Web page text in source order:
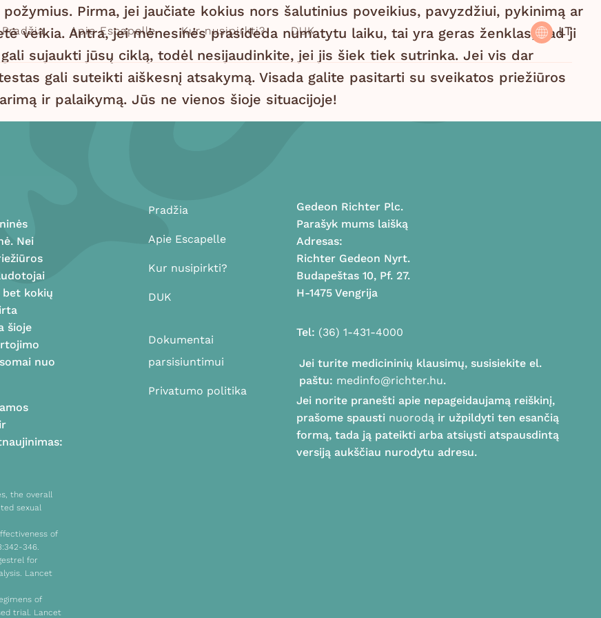
Pradžia Apie Escapelle Kur nusipirkti? DUK LT
Pirma, jei jaučiate kokius nors šalutinius poveikius, pavyzdžiui, pykinimą ar
veikia. Antra, jei mėnesinės prasideda numatytu laiku, tai yra geras ženklas, kad ji
sujaukti jūsų ciklą, todėl nesijaudinkite, jei jis šiek tiek sutrinka. Jei vis dar
gali suteikti aiškesnį atsakymą. Visada galite pasitarti su sveikatos priežiūros
ir palaikymą. Jūs ne vienos šioje situacijoje!
Nei
bet kokių
šioje
nuo
the overall
sexual
of
346.
for
Lancet
of
trial. Lancet
Pradžia
Apie Escapelle
Kur nusipirkti?
DUK
Dokumentai
parsisiuntimui
Privatumo politika
Gedeon Richter Plc.
Parašyk mums laišką
Adresas:
Richter Gedeon Nyrt.
Budapeštas 10, Pf. 27.
H-1475 Vengrija
Tel: (36) 1-431-4000
Jei turite medicininių klausimų, susisiekite el.
paštu: medinfo@richter.hu.
Jei norite pranešti apie nepageidaujamą reiškinį,
prašome spausti nuorodą ir užpildyti ten esančią
formą, tada ją pateikti arba atsiųsti atspausdintą
versiją aukščiau nurodytu adresu.